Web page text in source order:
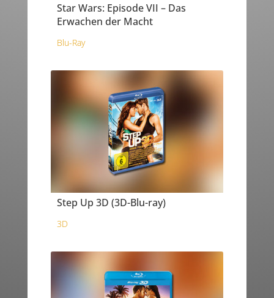
Star Wars: Episode VII – Das
Erwachen der Macht
Blu-Ray
Step Up 3D (3D-Blu-ray)
3D